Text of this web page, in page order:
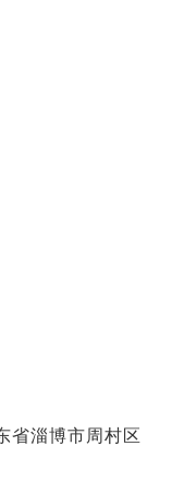
省淄博市周村区